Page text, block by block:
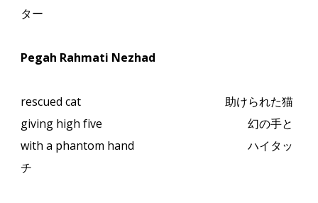
ター
Pegah Rahmati Nezhad
rescued cat
助けられた猫
giving high five
幻の手と
with a phantom hand
ハイタッ
チ